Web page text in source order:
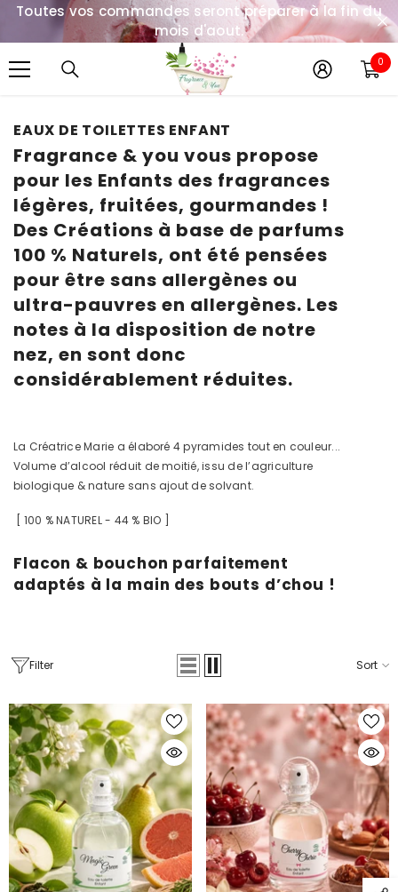
IGNORER ET PASSER AU CONTENU
Toutes vos commandes seront préparer à la fin du
mois d'aout.
0 0
EAUX DE TOILETTES ENFANT
Fragrance & you vous propose
pour les Enfants des fragrances
légères, fruitées, gourmandes !
Des Créations à base de parfums
100 % Naturels, ont été pensées
pour être sans allergènes ou
ultra-pauvres en allergènes. Les
notes à la disposition de notre
nez, en sont donc
considérablement réduites.
La Créatrice Marie a élaboré 4 pyramides tout en couleur...
Volume d’alcool réduit de moitié, issu de l’agriculture
biologique & nature sans ajout de solvant.
[ 100 % NATUREL - 44 % BIO ]
Flacon & bouchon parfaitement
adaptés à la main des bouts d’chou !
Filter Sort